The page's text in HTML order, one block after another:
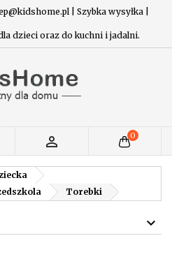
| Szybka wysyłka |
dzieci oraz do kuchni i jadalni.
 0
Torebki